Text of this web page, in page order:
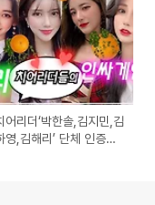
어리더‘박한솔,김지민,김
영,김해리’ 단체 인증샷